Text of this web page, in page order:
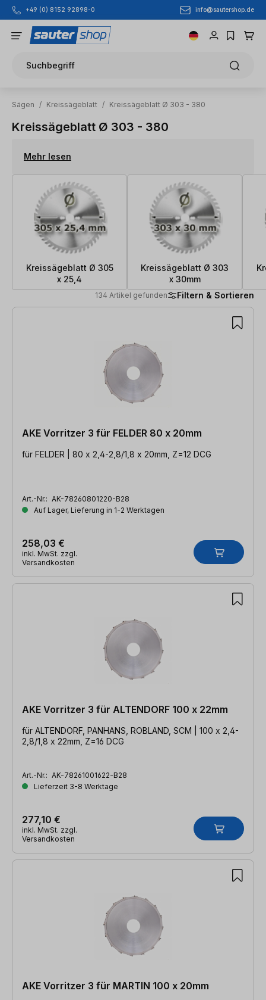
Zum Hauptinhalt springen
+49 (0) 8152 92898-0 info@sautershop.de
Suchbegriff
Sägen / Kreissägeblatt / Kreissägeblatt Ø 303 - 380
Kreissägeblatt Ø 303 - 380
Mehr lesen
Kreissägeblatt Ø 305
x 25,4
Kreissägeblatt Ø 303
x 30mm
134 Artikel gefunden Filtern & Sortieren
134 Artikel gefunden
AKE Vorritzer 3 für FELDER 80 x 20mm
für FELDER | 80 x 2,4-2,8/1,8 x 20mm, Z=12 DCG
Art.-Nr.: AK-78260801220-B28
Auf Lager, Lieferung in 1-2 Werktagen
258,03 €
inkl. MwSt. zzgl.
Versandkosten
AKE Vorritzer 3 für ALTENDORF 100 x 22mm
für ALTENDORF, PANHANS, ROBLAND, SCM | 100 x 2,4-
2,8/1,8 x 22mm, Z=16 DCG
Art.-Nr.: AK-78261001622-B28
Lieferzeit 3-8 Werktage
277,10 €
inkl. MwSt. zzgl.
Versandkosten
AKE Vorritzer 3 für MARTIN 100 x 20mm